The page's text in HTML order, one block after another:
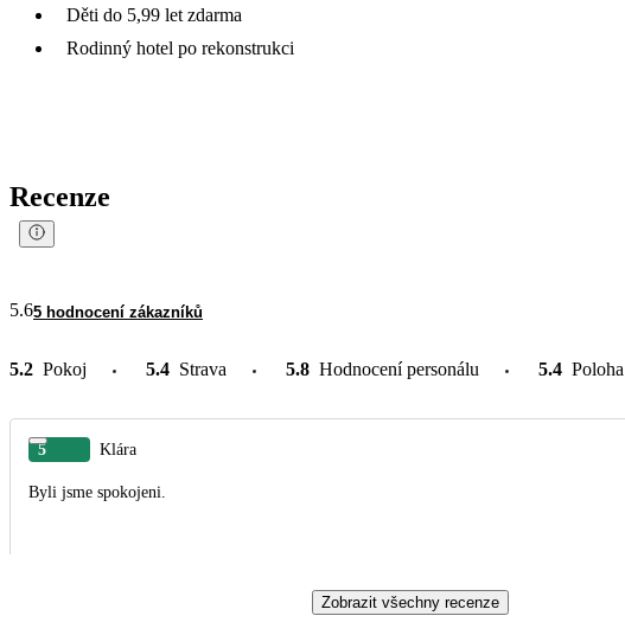
Děti do 5,99 let zdarma
Rodinný hotel po rekonstrukci
Recenze
5.65 hodnocení zákazníků
5.2 Pokoj 5.4 Strava 5.8 Hodnocení personálu 5.4 Poloha
5 Klára
Byli jsme spokojeni.
Zobrazit všechny recenze